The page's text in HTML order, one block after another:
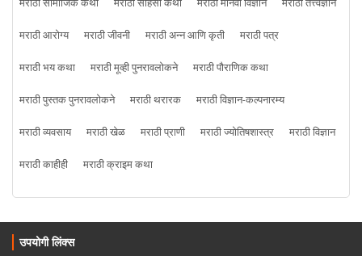
मराठी आरोग्य
मराठी जीवनी मराठी अन्न आणि कृती
मराठी पत्र
मराठी भय कथा
मराठी मूव्ही पुनरावलोकने
मराठी पौराणिक कथा
मराठी पुस्तक पुनरावलोकने
मराठी थरारक
मराठी विज्ञान-कल्पनारम्य
मराठी व्यवसाय
मराठी खेळ मराठी प्राणी मराठी ज्योतिषशास्त्र
मराठी विज्ञान
मराठी काहीही
मराठी क्राइम कथा
उपयोगी लिंक्स